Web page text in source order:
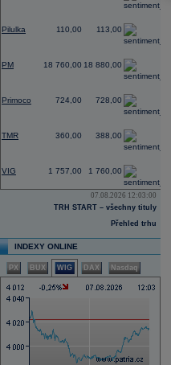
Pilulka 110,00 113,00
PM 18 760,00 18 880,00
Primoco 724,00 728,00
TMR 360,00 388,00
VIG 1 757,00 1 760,00
07.08.2026 12:03:00
TRH START – všechny tituly
Přehled trhu
INDEXY ONLINE
PX BUX WIG DAX Nasdaq